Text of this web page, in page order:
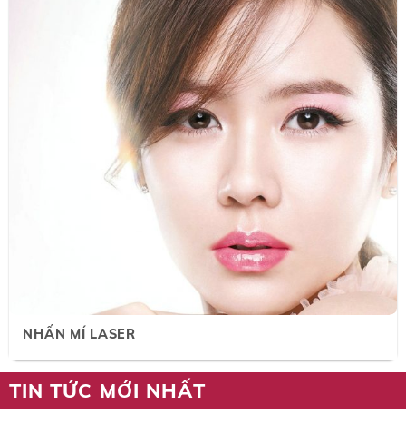
NHẤN MÍ LASER
TIN TỨC MỚI NHẤT